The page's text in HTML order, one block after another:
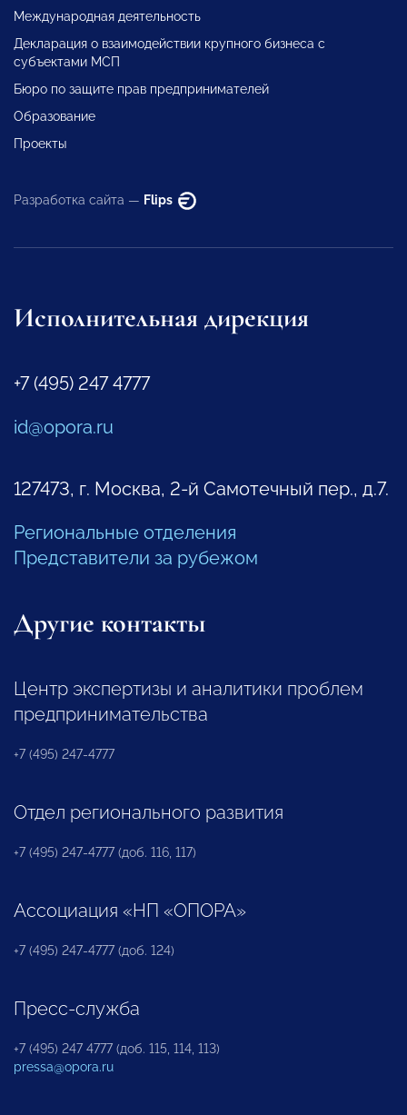
Международная деятельность
Декларация о взаимодействии крупного бизнеса с
субъектами МСП
Бюро по защите прав предпринимателей
Образование
Проекты
Разработка сайта — Flips
Исполнительная дирекция
+7 (495) 247 4777
id@opora.ru
127473, г. Москва, 2-й Самотечный пер., д.7.
Региональные отделения
Представители за рубежом
Другие контакты
Центр экспертизы и аналитики проблем
предпринимательства
+7 (495) 247-4777
Отдел регионального развития
+7 (495) 247-4777 (доб. 116, 117)
Ассоциация «НП «ОПОРА»
+7 (495) 247-4777 (доб. 124)
Пресс-служба
+7 (495) 247 4777 (доб. 115, 114, 113)
pressa@opora.ru